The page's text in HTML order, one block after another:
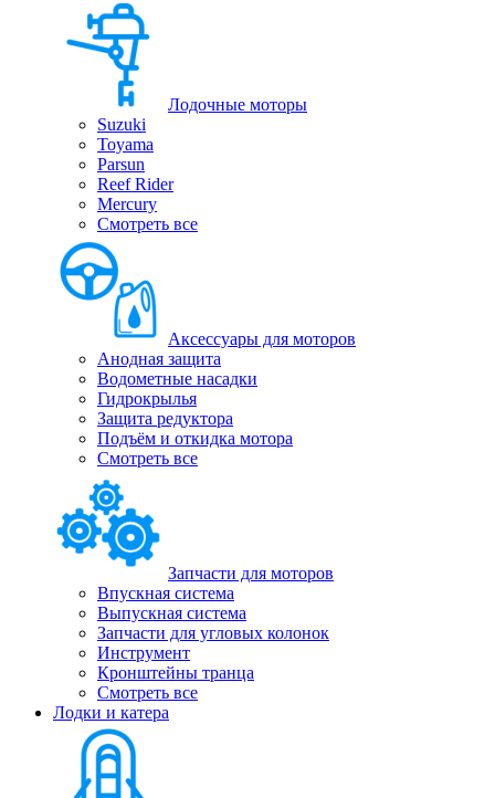
Лодочные моторы
Suzuki
Toyama
Parsun
Reef Rider
Mercury
Смотреть все
Аксессуары для моторов
Анодная защита
Водометные насадки
Гидрокрылья
Защита редуктора
Подъём и откидка мотора
Смотреть все
Запчасти для моторов
Впускная система
Выпускная система
Запчасти для угловых колонок
Инструмент
Кронштейны транца
Смотреть все
Лодки и катера